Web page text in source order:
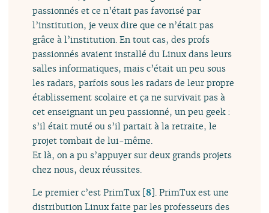
passionnés et ce n’était pas favorisé par
l’institution, je veux dire que ce n’était pas
grâce à l’institution. En tout cas, des profs
passionnés avaient installé du Linux dans leurs
salles informatiques, mais c’était un peu sous
les radars, parfois sous les radars de leur propre
établissement scolaire et ça ne survivait pas à
cet enseignant un peu passionné, un peu geek :
s’il était muté ou s’il partait à la retraite, le
projet tombait de lui-même.
Et là, on a pu s’appuyer sur deux grands projets
chez nous, deux réussites.
Le premier c’est PrimTux[8]. PrimTux est une
distribution Linux faite par les professeurs des